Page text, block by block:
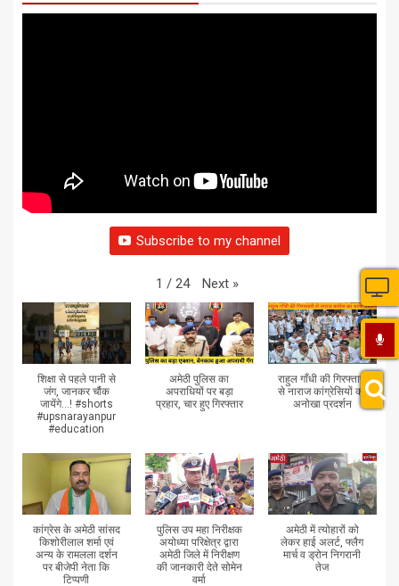
Subscribe to my channel
1 / 24 Next »
शिक्षा से पहले पानी से
जंग, जानकर चौंक
जायेंगे...! #shorts
#upsnarayanpur
#education
अमेठी पुलिस का
अपराधियों पर बड़ा
प्रहार, चार हुए गिरफ्तार
राहुल गाँधी की गिरफ्तारी
से नाराज कांग्रेसियों का
अनोखा प्रदर्शन
कांग्रेस के अमेठी सांसद
किशोरीलाल शर्मा एवं
अन्य के रामलला दर्शन
पर बीजेपी नेता कि
टिप्पणी
पुलिस उप महा निरीक्षक
अयोध्या परिक्षेत्र द्वारा
अमेठी जिले में निरीक्षण
की जानकारी देते सोमेन
वर्मा
अमेठी में त्योहारों को
लेकर हाई अलर्ट, फ्लैग
मार्च व ड्रोन निगरानी
तेज